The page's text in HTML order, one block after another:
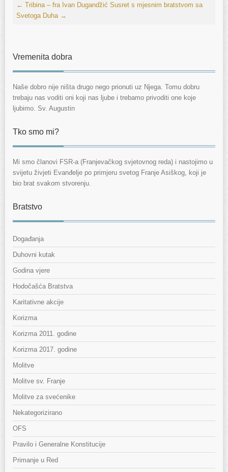
← Tribina – fra Ivan Dugandžić Susret s mjesnim bratstvom sa
Svetoga Duha →
Vremenita dobra
Naše dobro nije ništa drugo nego prionuti uz Njega. Tomu dobru
trebaju nas voditi oni koji nas ljube i trebamo privoditi one koje
ljubimo. Sv. Augustin
Tko smo mi?
Mi smo članovi FSR-a (Franjevačkog svjetovnog reda) i nastojimo u
svijetu živjeti Evanđelje po primjeru svetog Franje Asiškog, koji je
bio brat svakom stvorenju.
Bratstvo
Događanja
Duhovni kutak
Godina vjere
Hodočašća Bratstva
Karitativne akcije
Korizma
Korizma 2011. godine
Korizma 2017. godine
Molitve
Molitve sv. Franje
Molitve za svećenike
Nekategorizirano
OFS
Pravilo i Generalne Konstitucije
Primanje u Red